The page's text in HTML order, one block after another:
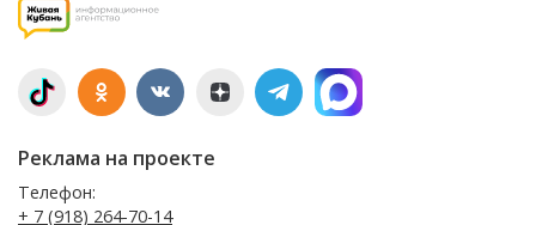
Реклама на проекте
Телефон:
+ 7 (918) 264-70-14